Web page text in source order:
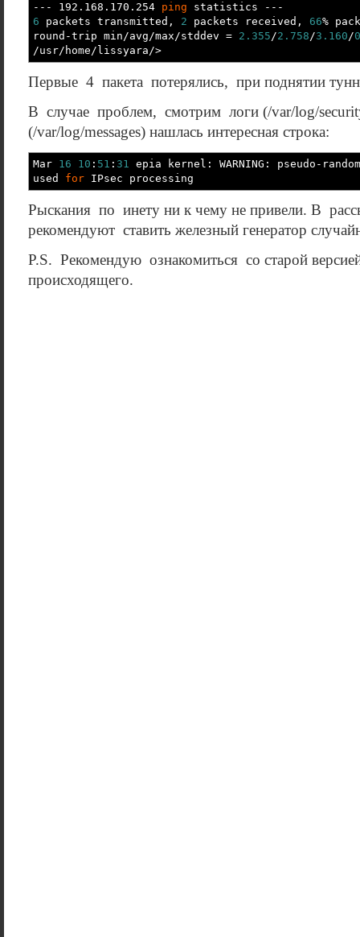
---
192.168.170.254 ping statistics
---
6 packets transmitted, 2 packets received, 66%
round-trip min/avg/max/stddev = 2.355/2.758/3.160/
/usr/ home/ lissyara/>
Первые 4 пакета потерялись, при поднятии
В случае проблем, смотрим логи (/var/log/
(/var/log/messages) нашлась интересная строка:
Mar 16 10 : 51 : 31 epia kernel: WARNING: pseudo-
used for IPsec processing
Рыскания по инету ни к чему не привели. В
рекомендуют ставить железный генератор
P.S. Рекомендую ознакомиться со старой
происходящего.